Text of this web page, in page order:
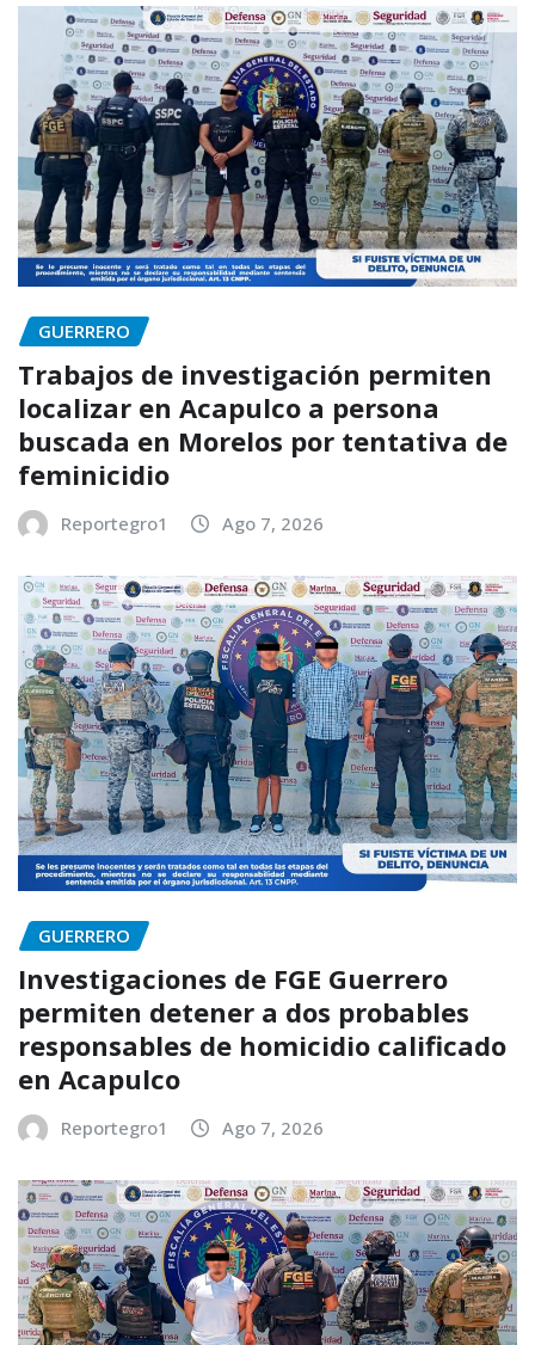
GUERRERO
Trabajos de investigación permiten
localizar en Acapulco a persona
buscada en Morelos por tentativa de
feminicidio
Reportegro1 Ago 7, 2026
GUERRERO
Investigaciones de FGE Guerrero
permiten detener a dos probables
responsables de homicidio calificado
en Acapulco
Reportegro1 Ago 7, 2026